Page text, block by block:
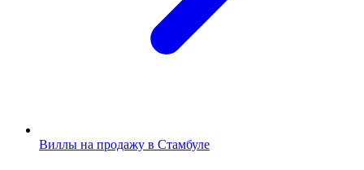
Виллы на продажу в Стамбуле